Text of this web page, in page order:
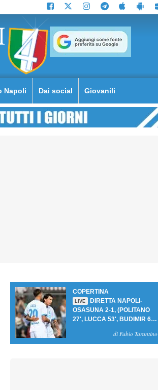
Napoli Dai social Giovanili
COPERTINA
LIVE
DIRETTA NAPOLI-
OSASUNA 2-1, (POLITANO
27', LUCCA 53', BUDIMIR 69'
PER PRIMA VITTORIA AL
di Fabio Tarantino